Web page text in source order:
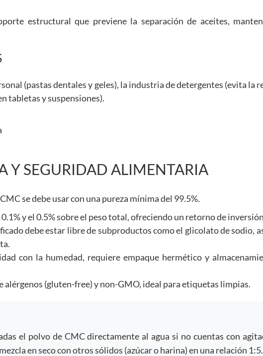
estructural que previene la separación de aceites,
(pastas dentales y geles), la industria de detergentes (evita la
tabletas y suspensiones).
Y SEGURIDAD ALIMENTARIA
se debe usar con una pureza mínima del 99.5%.
y el 0.5% sobre el peso total, ofreciendo un retorno de
debe estar libre de subproductos como el glicolato de sodio,
con la humedad, requiere empaque hermético y
alérgenos (gluten-free) y non-GMO, ideal para etiquetas limpias.
el polvo de CMC directamente al agua si no cuentas con
en seco con otros sólidos (azúcar o harina) en una relación 1:5.